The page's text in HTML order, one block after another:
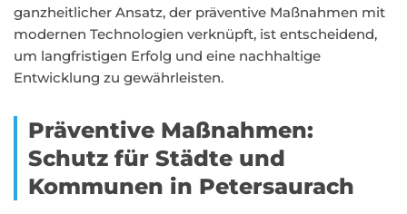
ganzheitlicher Ansatz, der präventive Maßnahmen mit
modernen Technologien verknüpft, ist entscheidend,
um langfristigen Erfolg und eine nachhaltige
Entwicklung zu gewährleisten.
Präventive Maßnahmen:
Schutz für Städte und
Kommunen in Petersaurach